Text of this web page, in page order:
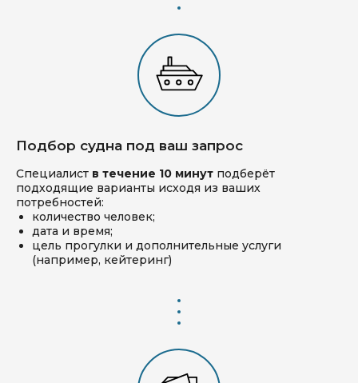
Подбор судна под ваш запрос
Специалист в течение 10 минут подберёт
подходящие варианты исходя из ваших
потребностей:
количество человек;
дата и время;
цель прогулки и дополнительные услуги
(например, кейтеринг)